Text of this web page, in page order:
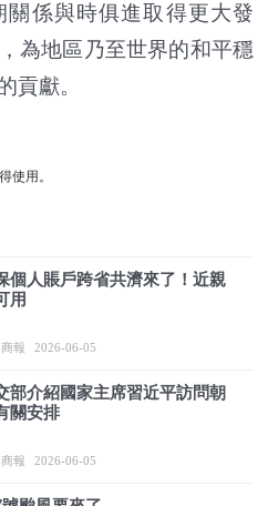
係與時俱進取得更大發
為地區乃至世界的和平穩
貢獻。
使用。
個人賬戶跨省共濟來了！近親
用
報 2026-06-05
部介紹國家主席習近平訪問朝
關安排
報 2026-06-05